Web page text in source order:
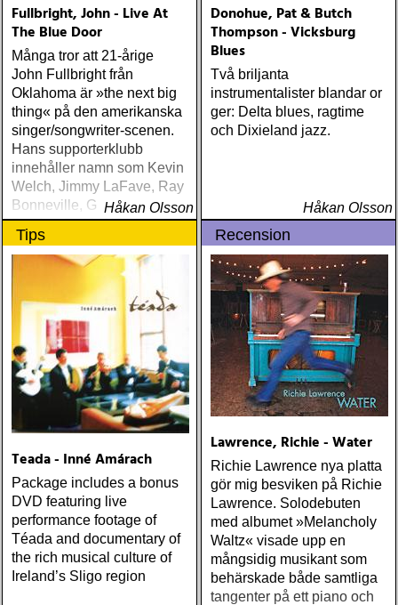
Fullbright, John - Live At
The Blue Door
Många tror att 21-årige
John Fullbright från
Oklahoma är »the next big
thing« på den amerikanska
singer/songwriter-scenen.
Hans supporterklubb
innehåller namn som Kevin
Welch, Jimmy LaFave, Ray
Bonneville, Greg Trooper,
Darden Smith, Will Sexton
och Michael Fracasso
Håkan Olsson
Donohue, Pat & Butch
Thompson - Vicksburg
Blues
Två briljanta
instrumentalister blandar or
ger: Delta blues, ragtime
och Dixieland jazz.
Håkan Olsson
Tips
Teada - Inné Amárach
Package includes a bonus
DVD featuring live
performance footage of
Téada and documentary of
the rich musical culture of
Ireland’s Sligo region
Recension
Lawrence, Richie - Water
Richie Lawrence nya platta
gör mig besviken på Richie
Lawrence. Solodebuten
med albumet »Melancholy
Waltz« visade upp en
mångsidig musikant som
behärskade både samtliga
tangenter på ett piano och